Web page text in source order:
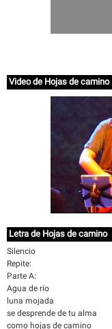
Video de Hojas de camino
Letra de Hojas de camino
Silencio
Repite:
Parte A:
Agua de río
luna mojada
se desprende de tu alma
como hojas de camino